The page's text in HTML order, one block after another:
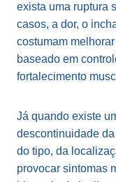
exista uma ruptura
casos, a dor, o
costumam
baseado em
fortalecimento
Já quando existe
descontinuidade
do tipo, da
provocar sintomas